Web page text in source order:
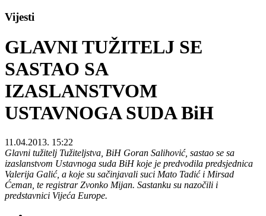
Vijesti
GLAVNI TUŽITELJ SE
SASTAO SA
IZASLANSTVOM
USTAVNOGA SUDA BiH
11.04.2013. 15:22
Glavni tužitelj Tužiteljstva, BiH Goran Salihović, sastao se sa
izaslanstvom Ustavnoga suda BiH koje je predvodila predsjednica
Valerija Galić, a koje su sačinjavali suci Mato Tadić i Mirsad
Ćeman, te registrar Zvonko Mijan. Sastanku su nazočili i
predstavnici Vijeća Europe.